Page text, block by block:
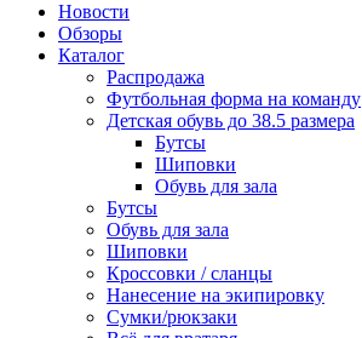
Новости
Обзоры
Каталог
Распродажа
Футбольная форма на команду
Детская обувь до 38.5 размера
Бутсы
Шиповки
Обувь для зала
Бутсы
Обувь для зала
Шиповки
Кроссовки / сланцы
Нанесение на экипировку
Сумки/рюкзаки